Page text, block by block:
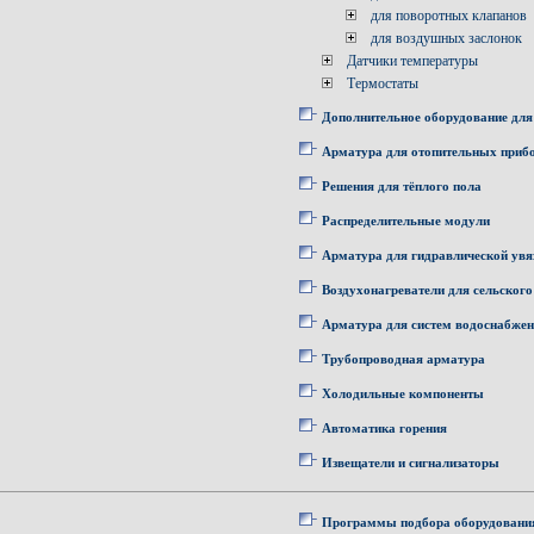
для поворотных клапанов
для воздушных заслонок
Датчики температуры
Термостаты
Дополнительное оборудование
Арматура для отопительных
Решения для тёплого пола
Распределительные модули
Арматура для гидравлической
Воздухонагреватели для
Арматура для систем
Трубопроводная арматура
Холодильные компоненты
Автоматика горения
Извещатели и сигнализаторы
Программы подбора